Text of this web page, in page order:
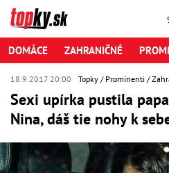
DOMÁCE ZAHRANIČNÉ
18.9.2017 20:00 Topky Prominenti
Sexi upírka pustila
Nina, dáš tie nohy k